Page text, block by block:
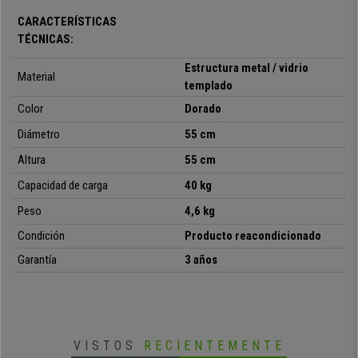
se han seleccionado
dimensiones de 50 cm de diámetro y 55 cm de altura . Recuerda
a un estilo clásico pero renovado, con el que conseguirás aportar
un aspecto moderno de primera clase en la estancia donde sea
Esta mesa ha sido fabricada con materiales de alta calidad
recubiertas de un distinguido color dorado que aporta un toque muy
superficie de vidrio templado de 6 mm de grosor
hasta 40 kg.
En resumen, estamos ante una mesa de de atractivo diseño
CARACTERÍSTICAS
TÉCNICAS:
Material
Estructura metal / vidrio
templado
Color
Dorado
Diámetro
55 cm
Altura
55 cm
Capacidad de carga
40 kg
Peso
4,6 kg
Condición
Producto reacondicionado
Garantía
3 años
VISTOS RECIENTEMENTE